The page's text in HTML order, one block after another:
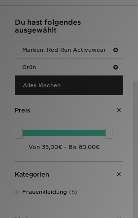
Du hast folgendes
ausgewählt
Marken: Red Run Activewear
Grün
Alles löschen
Preis
Kategorien
Frauenkleidung (5)